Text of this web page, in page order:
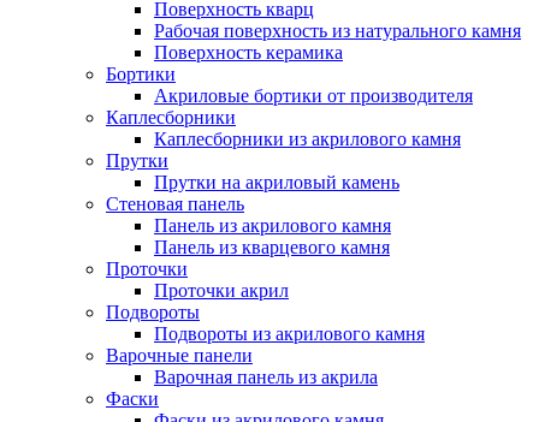
Поверхность кварц
Рабочая поверхность из натурального камня
Поверхность керамика
Бортики
Акриловые бортики от производителя
Каплесборники
Каплесборники из акрилового камня
Прутки
Прутки на акриловый камень
Стеновая панель
Панель из акрилового камня
Панель из кварцевого камня
Проточки
Проточки акрил
Подвороты
Подвороты из акрилового камня
Варочные панели
Варочная панель из акрила
Фаски